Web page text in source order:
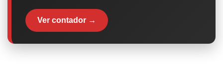
Ver contador →